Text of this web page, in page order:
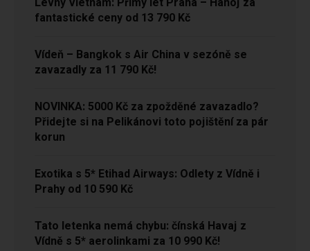
fantastické ceny od 13 790 Kč
Vídeň – Bangkok s Air China v sezóně se
zavazadly za 11 790 Kč!
NOVINKA: 5000 Kč za zpožděné zavazadlo?
Přidejte si na Pelikánovi toto pojištění za pár
korun
Exotika s 5* Etihad Airways: Odlety z Vídně i
Prahy od 10 590 Kč
Tato letenka nemá chybu: čínská Havaj z
Vídně s 5* aerolinkami za 10 990 Kč!